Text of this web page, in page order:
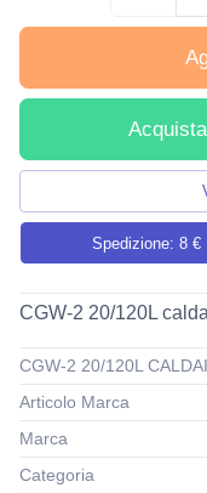
Spedizione: 8 €
CGW-2 20/120L
CGW-2 20/120L
Articolo Marca
Marca
Categoria